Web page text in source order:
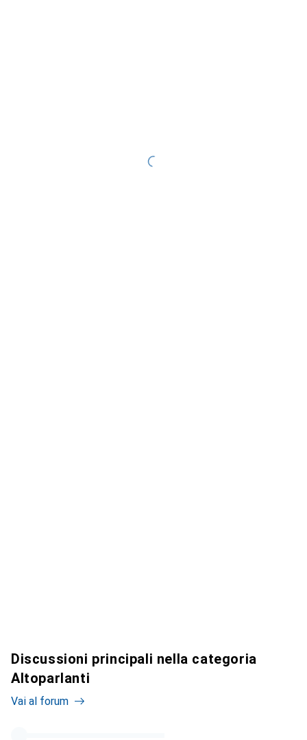
Discussioni principali nella categoria
Altoparlanti
Vai al forum